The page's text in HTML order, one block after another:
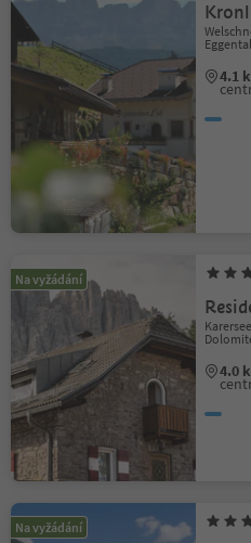
Eggental
4.1
Na vyžádání
4.0
Na vyžádání